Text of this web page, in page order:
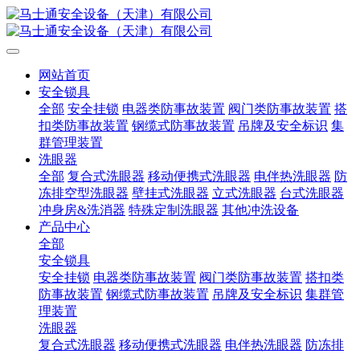
网站首页
安全锁具
全部 安全挂锁 电器类防事故装置 阀门类防事故装置 搭
扣类防事故装置 钢缆式防事故装置 吊牌及安全标识 集
群管理装置
洗眼器
全部 复合式洗眼器 移动便携式洗眼器 电伴热洗眼器 防
冻排空型洗眼器 壁挂式洗眼器 立式洗眼器 台式洗眼器
冲身房&洗消器 特殊定制洗眼器 其他冲洗设备
产品中心
全部
安全锁具
安全挂锁 电器类防事故装置 阀门类防事故装置 搭扣类
防事故装置 钢缆式防事故装置 吊牌及安全标识 集群管
理装置
洗眼器
复合式洗眼器 移动便携式洗眼器 电伴热洗眼器 防冻排